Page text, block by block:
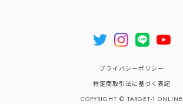
プライバシーポリシー
特定商取引法に基づく表記
COPYRIGHT © TARGET-1 ONLINE